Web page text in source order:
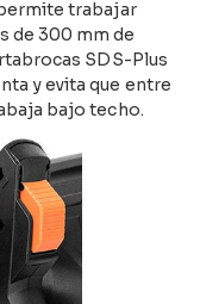
trabajar
de 300 mm de
SDS-Plus
y evita que entre
bajo techo.